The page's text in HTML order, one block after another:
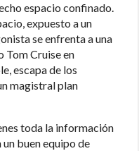
espacio confinado.
expuesto a un
se enfrenta a una
Tom Cruise en
escapa de los
magistral plan
toda la información
buen equipo de